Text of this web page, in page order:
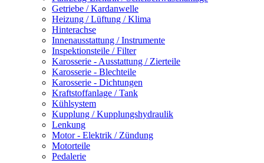
Getriebe / Kardanwelle
Heizung / Lüftung / Klima
Hinterachse
Innenausstattung / Instrumente
Inspektionsteile / Filter
Karosserie - Ausstattung / Zierteile
Karosserie - Blechteile
Karosserie - Dichtungen
Kraftstoffanlage / Tank
Kühlsystem
Kupplung / Kupplungshydraulik
Lenkung
Motor - Elektrik / Zündung
Motorteile
Pedalerie